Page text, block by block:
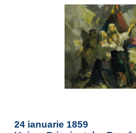
24 ianuarie 1859